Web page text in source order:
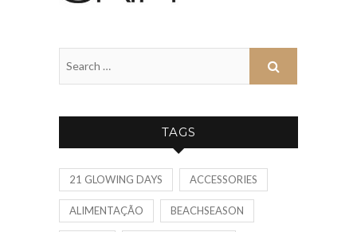
TAGS
21 GLOWING DAYS ACCESSORIES
ALIMENTAÇÃO BEACHSEASON